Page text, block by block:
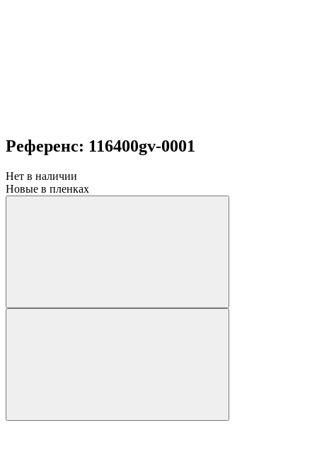
Референс: 116400gv-0001
Нет в наличии
Новые в пленках